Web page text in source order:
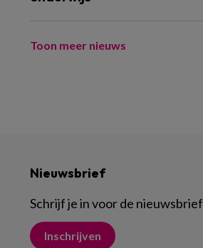
Toon meer nieuws
Nieuwsbrief
Schrijf je in voor de nieuwsbrief
Inschrijven